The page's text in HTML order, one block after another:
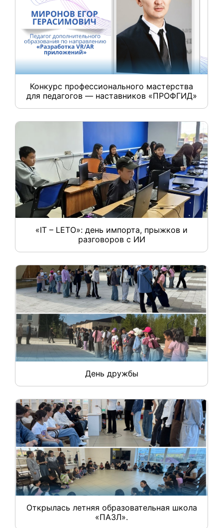
Конкурс профессионального мастерства
для педагогов — наставников «ПРОФГИД»
«IT – LETO»: день импорта, прыжков и
разговоров с ИИ
День дружбы
Открылась летняя образовательная школа
«ПАЗЛ».